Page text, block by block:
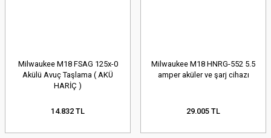
Milwaukee M18 FSAG 125x-0
Akülü Avuç Taşlama ( AKÜ
HARİÇ )
14.832 TL
Milwaukee M18 HNRG-552 5.5
amper aküler ve şarj cihazı
29.005 TL